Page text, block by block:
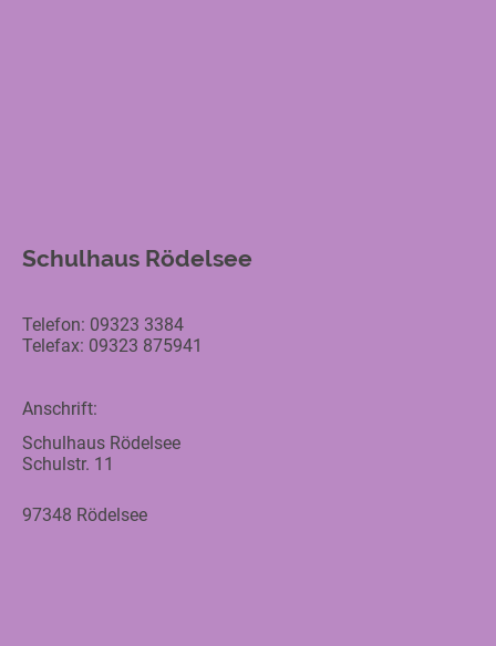
Schulhaus Rödelsee
Telefon: 09323 3384
Telefax: 09323 875941
Anschrift:
Schulhaus Rödelsee
Schulstr. 11
97348 Rödelsee